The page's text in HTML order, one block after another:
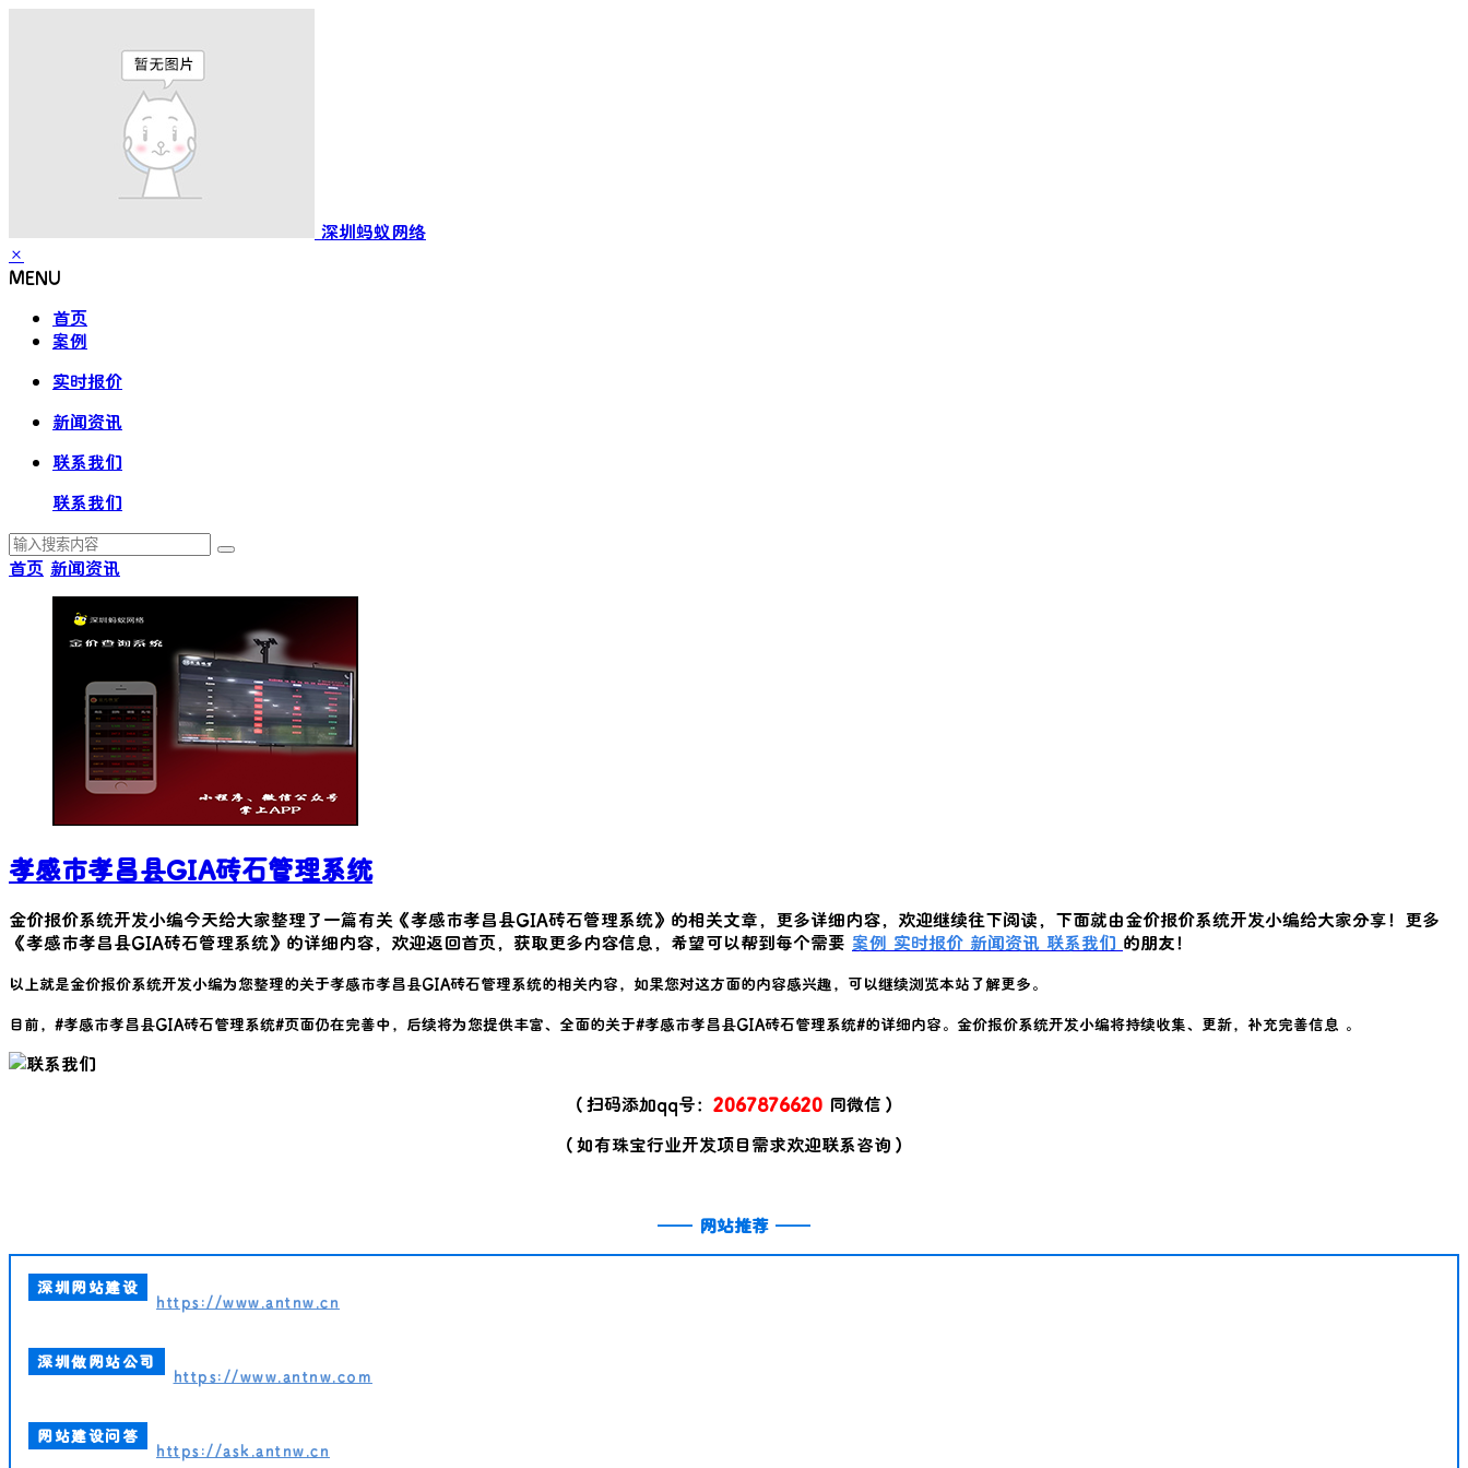
深圳蚂蚁网络
×
MENU
首页
案例
实时报价
新闻资讯
联系我们
联系我们
首页 新闻资讯
孝感市孝昌县GIA砖石管理系统
金价报价系统开发小编今天给大家整理了一篇有关《孝感市孝昌县GIA砖石管理系统》的相关文章，更多详细内容，欢迎继续往下阅读，下面就由金价报价系统开发小编给大家分享！更多
《孝感市孝昌县GIA砖石管理系统》的详细内容，欢迎返回首页，获取更多内容信息，希望可以帮到每个需要 案例 实时报价 新闻资讯 联系我们 的朋友！
以上就是金价报价系统开发小编为您整理的关于孝感市孝昌县GIA砖石管理系统的相关内容，如果您对这方面的内容感兴趣，可以继续浏览本站了解更多。
目前，#孝感市孝昌县GIA砖石管理系统#页面仍在完善中，后续将为您提供丰富、全面的关于#孝感市孝昌县GIA砖石管理系统#的详细内容。金价报价系统开发小编将持续收集、更新，补充完善信息 。
（扫码添加qq号： 2067876620 同微信）
（如有珠宝行业开发项目需求欢迎联系咨询）
—— 网站推荐 ——
深圳网站建设
https://www.antnw.cn
深圳做网站公司
https://www.antnw.com
网站建设问答
https://ask.antnw.cn